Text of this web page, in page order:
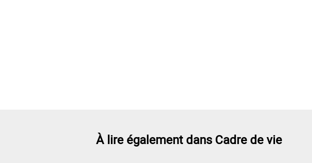
À lire également dans Cadre de vie